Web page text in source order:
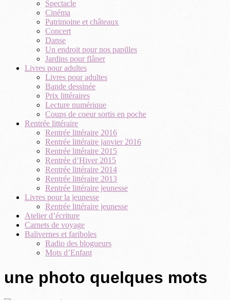
Spectacle
Cinéma
Patrimoine et châteaux
Concert
Danse
Un endroit pour nos papilles
Jardins pour flâner
Livres pour adultes
Livres pour adultes
Bande dessinée
Prix littéraires
Lecture numérique
Coups de coeur sortis en poche
Rentrée littéraire
Rentrée littéraire 2016
Rentrée littéraire janvier 2016
Rentrée littéraire 2015
Rentrée d’Hiver 2015
Rentrée littéraire 2014
Rentrée littéraire 2013
Rentrée littéraire jeunesse
Livres pour la jeunesse
Rentrée littéraire jeunesse
Atelier d’écriture
Carnets de voyage
Balivernes et fariboles
Radio des blogueurs
Mots d’Enfant
une photo quelques mots